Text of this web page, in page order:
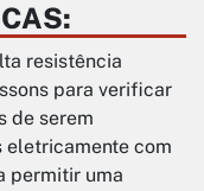
resistência
para verificar
de serem
eletricamente com
permitir uma